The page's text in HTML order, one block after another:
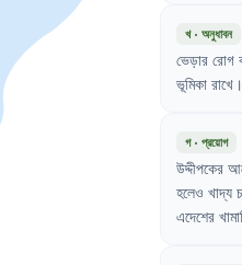
খ· অনুধাবন
ভেড়ার রোগ
ভূমিকা রাখে ।
গ· প্রয়োগ
উদ্দীপকের
হলেও খাদ্য
এদেশের